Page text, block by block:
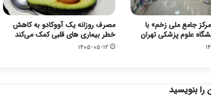
جامع ملی زخم» با
علوم پزشکی تهران
مصرف روزانه یک آووکادو به کاهش
خطر بیماری های قلبی کمک می‌کند
۱۴۰۵-۰۵-۱۲
را بنویسید